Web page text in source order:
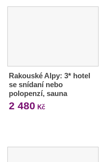
Rakouské Alpy: 3* hotel
se snídaní nebo
polopenzí, sauna
2 480 Kč